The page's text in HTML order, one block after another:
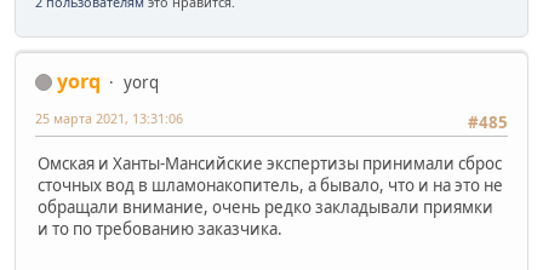
yorq
yorq
#485
25 марта 2021, 13:31:06
Омская и Ханты-Мансийские экспертизы принимали сброс
сточных вод в шламонакопитель, а бывало, что и на это не
обращали внимание, очень редко закладывали приямки
и то по требованию заказчика.